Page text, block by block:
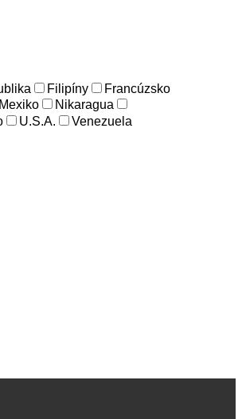
Filipíny
Francúzsko
Mexiko
Nikaragua
U.S.A.
Venezuela